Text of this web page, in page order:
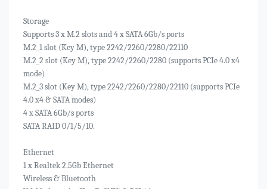
Storage
Supports 3 x M.2 slots and 4 x SATA 6Gb/s ports
M.2_1 slot (Key M), type 2242/2260/2280/22110
M.2_2 slot (Key M), type 2242/2260/2280 (supports PCIe 4.0 x4
mode)
M.2_3 slot (Key M), type 2242/2260/2280/22110 (supports PCIe
4.0 x4 & SATA modes)
4 x SATA 6Gb/s ports
SATA RAID 0/1/5/10.
Ethernet
1 x Realtek 2.5Gb Ethernet
Wireless & Bluetooth